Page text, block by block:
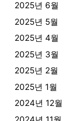
2025년 6월
2025년 5월
2025년 4월
2025년 3월
2025년 2월
2025년 1월
2024년 12월